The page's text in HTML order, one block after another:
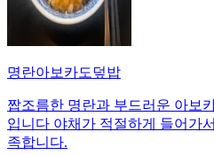
명란아보카도덮밥
짭조름한 명란과 부드러운 아보
입니다 야채가 적절하게 들어가
족합니다.